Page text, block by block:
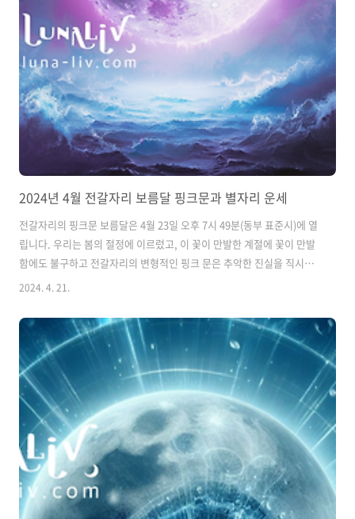
2024년 4월 전갈자리 보름달 핑크문과 별자리 운세
전갈자리의 핑크문 보름달은 4월 23일 오후 7시 49분(동부 표준시)에 열
립니다. 우리는 봄의 절정에 이르렀고, 이 꽃이 만발한 계절에 꽃이 만발
함에도 불구하고 전갈자리의 변형적인 핑크 문은 추악한 진실을 직시하
고 그림자 측면을 받아들이도록 손짓합니다. 전갈자리의 전체가 각 조디
이 이유가 있어서 다시 떠오르고 있다는 점에 유의하는 것이 중요합니다.
이 고정된 물 별자리는 강렬함과 멈출 수 없는 열정으로 잘 알려져 있으
며, 표면 아래에 있는 것을 밝혀내는 타고난 능력은 말할 것도 없습니다.
핑크 문은 들리는 것만큼 항상 아름답지는 않지만, 전갈자리의 심령 레이
더가 당신을 자유롭게 해 줄 것입니다. 태양이 금성이 지배하는 황소자리
를 통과..
2024. 4. 21.